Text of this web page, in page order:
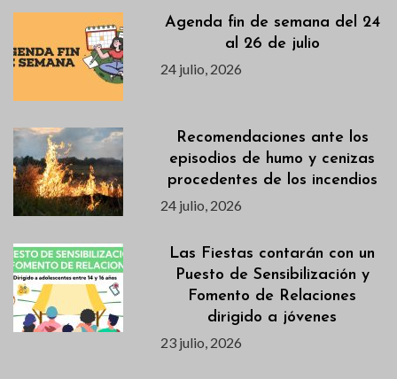
Agenda fin de semana del 24
al 26 de julio
24 julio, 2026
Recomendaciones ante los
episodios de humo y cenizas
procedentes de los incendios
24 julio, 2026
Las Fiestas contarán con un
Puesto de Sensibilización y
Fomento de Relaciones
dirigido a jóvenes
23 julio, 2026